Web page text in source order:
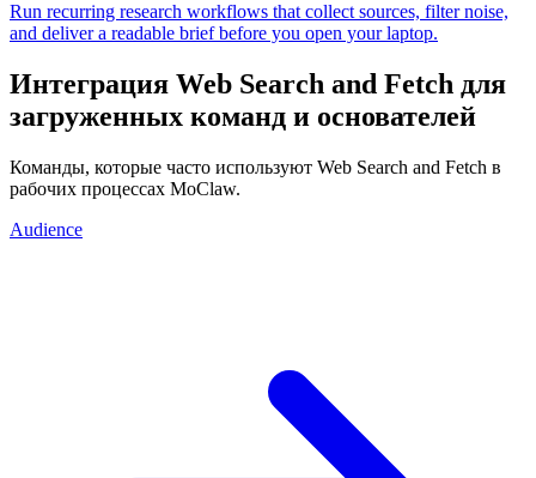
Run recurring research workflows that collect sources, filter noise,
and deliver a readable brief before you open your laptop.
Интеграция Web Search and Fetch для
загруженных команд и основателей
Команды, которые часто используют Web Search and Fetch в
рабочих процессах MoClaw.
Audience